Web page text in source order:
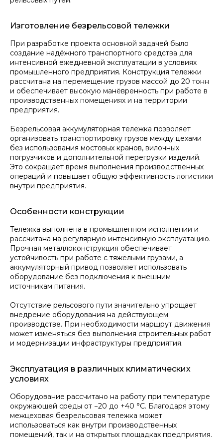
Изготовление безрельсовой тележки
При разработке проекта основной задачей было
создание надёжного транспортного средства для
интенсивной ежедневной эксплуатации в условиях
промышленного предприятия. Конструкция тележки
рассчитана на перемещение грузов массой до 20 тонн
и обеспечивает высокую манёвренность при работе в
производственных помещениях и на территории
предприятия.
Безрельсовая аккумуляторная тележка позволяет
организовать транспортировку грузов между цехами
без использования мостовых кранов, вилочных
погрузчиков и дополнительной перегрузки изделий.
Это сокращает время выполнения производственных
операций и повышает общую эффективность логистики
внутри предприятия.
Особенности конструкции
Тележка выполнена в промышленном исполнении и
рассчитана на регулярную интенсивную эксплуатацию.
Прочная металлоконструкция обеспечивает
устойчивость при работе с тяжёлыми грузами, а
аккумуляторный привод позволяет использовать
оборудование без подключения к внешним
источникам питания.
Отсутствие рельсового пути значительно упрощает
внедрение оборудования на действующем
производстве. При необходимости маршрут движения
может изменяться без выполнения строительных работ
и модернизации инфраструктуры предприятия.
Эксплуатация в различных климатических
условиях
Оборудование рассчитано на работу при температуре
окружающей среды от −20 до +40 °C. Благодаря этому
межцеховая безрельсовая тележка может
использоваться как внутри производственных
помещений, так и на открытых площадках предприятия.
Пермь, ул. Промышленная, 121а
Пн-Пт, 09:00 - 18:00
Мостовые краны
Козловые краны
Всё оборудование
ПРОДУКЦИЯ
info@grosskran.com
nvi@grosskran.com
<РАЗРАБОТКА САЙТА
Kodigy. />
Производим краны и грузоподъёмное
оборудование в России
Оставить заявку
ООО "Гросскран" 2016 - 2026